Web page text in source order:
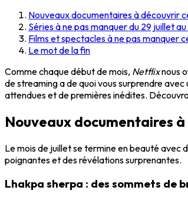
Nouveaux documentaires à découvrir
Séries à ne pas manquer du 29 juillet
Films et spectacles à ne pas manquer
Le mot de la fin
Comme chaque début de mois, Netflixnous
de streaming a de quoi vous surprendre
attendues et de premières inédites.
Nouveaux documentaires
Le mois de juillet se termine en beauté avec
poignantes et des révélations surprenantes.
Lhakpa sherpa : des sommets de